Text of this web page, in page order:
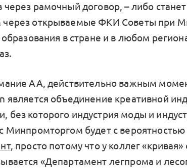
через рамочный договор, – либо
через открываемые ФКИ Советы при
в стране и в любом
АА, действительно важным
является объединение креативной
без которого индустрия моды и
Минпромторгом будет с вероятностью
, просто потому что у коллег «кривая»
«Департамент легпрома и